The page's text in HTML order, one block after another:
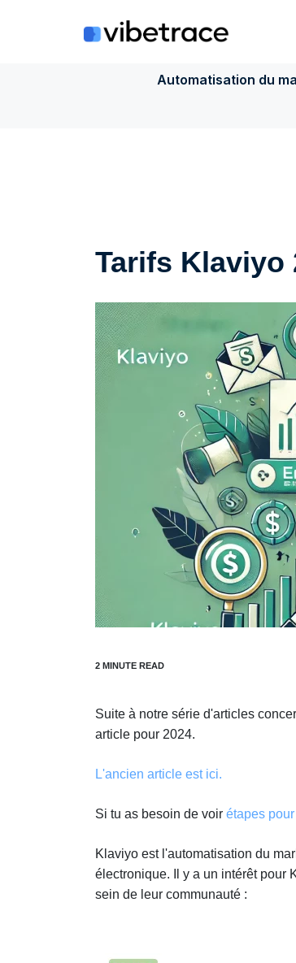
Automatisation du
Tarifs Klaviyo
Suite à notre série d'articles
article pour 2024.
L'ancien article est ici.
Si tu as besoin de voir étapes
Klaviyo est l'automatisation du
électronique. Il y a un intérêt pour
sein de leur communauté :